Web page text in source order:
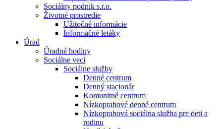
Sociálny podnik s.r.o.
Životné prostredie
Užitočné informácie
Informačné letáky
Úrad
Úradné hodiny
Sociálne veci
Sociálne služby
Denné centrum
Denný stacionár
Komunitné centrum
Nízkoprahové denné centrum
Nízkoprahová sociálna služba pre deti a
rodinu